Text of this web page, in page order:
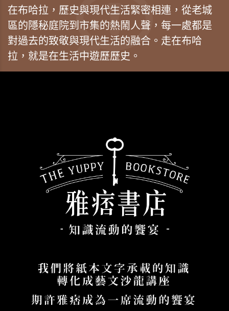
在布哈拉，歷史與現代生活緊密相連，從老城
區的隱秘庭院到市集的熱鬧人聲，每一處都是
對過去的致敬與現代生活的融合。走在布哈
拉，就是在生活中遊歷歷史。